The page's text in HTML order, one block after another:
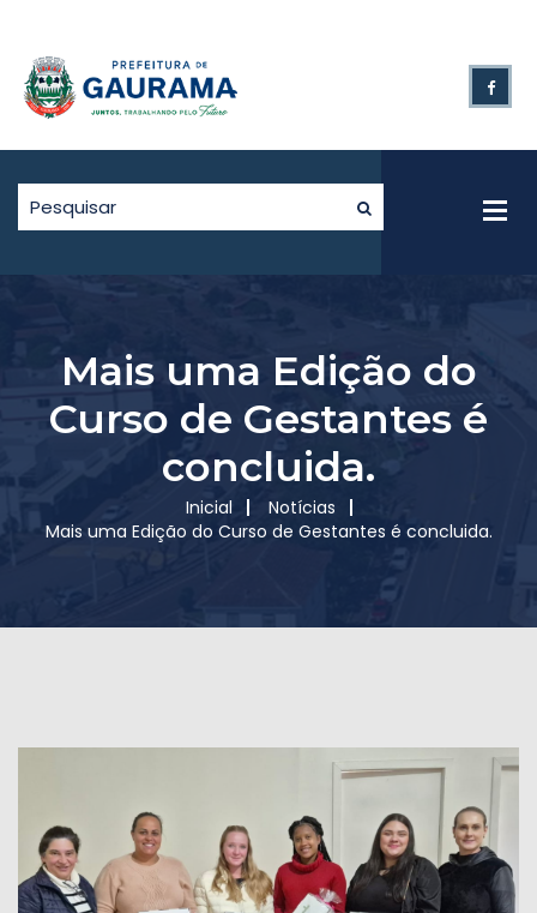
Mais uma Edição do
Curso de Gestantes é
concluida.
Inicial
Notícias
Mais uma Edição do Curso de Gestantes é concluida.